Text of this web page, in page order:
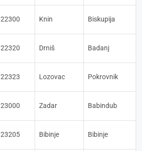
22300 Knin Biskupija
22320 Drniš Badanj
22323 Lozovac Pokrovnik
23000 Zadar Babindub
23205 Bibinje Bibinje